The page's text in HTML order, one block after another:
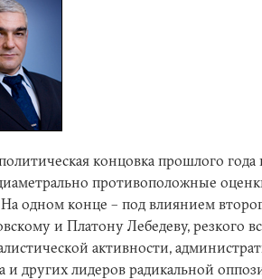
концовка прошлого
противоположные
одном конце – под влиянием
и Платону Лебедеву, резкого
активности,
и других лидеров радикальной